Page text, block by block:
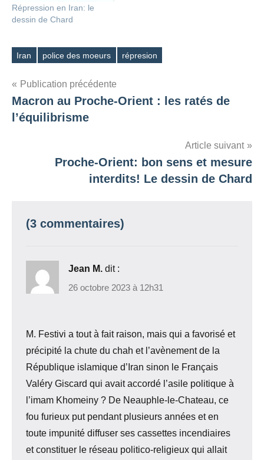
Répression en Iran: le
dessin de Chard
Étiquettes
Iran police des moeurs répresion
Navigation
de
Publication précédente
Macron au Proche-Orient : les ratés de
l’équilibrisme
Article suivant
Proche-Orient: bon sens et mesure
interdits! Le dessin de Chard
(3 commentaires)
Jean M. dit :
26 octobre 2023 à 12h31
M. Festivi a tout à fait raison, mais qui a favorisé et
précipité la chute du chah et l’avènement de la
République islamique d’Iran sinon le Français
Valéry Giscard qui avait accordé l’asile politique à
l’imam Khomeiny ? De Neauphle-le-Chateau, ce
fou furieux put pendant plusieurs années et en
toute impunité diffuser ses cassettes incendiaires
et constituer le réseau politico-religieux qui allait